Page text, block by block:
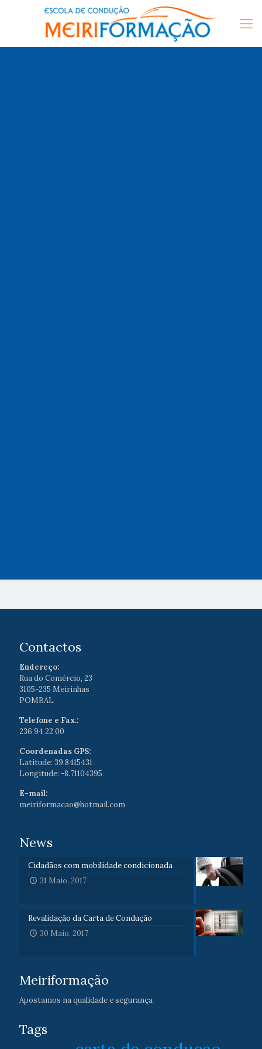
Contactos
Endereço:
Rua do Comércio, 23
3105-235 Meirinhas
POMBAL
Telefone e Fax.:
236 94 22 00
Coordenadas GPS:
Latitude: 39.8415431
Longitude: -8.71104395
E-mail:
meiriformacao@hotmail.com
News
Cidadãos com mobilidade condicionada
31 Maio, 2017
Revalidação da Carta de Condução
30 Maio, 2017
Meiriformação
Apostamos na qualidade e segurança
Tags